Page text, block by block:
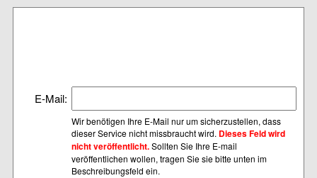
E-Mail:
Wir benötigen Ihre E-Mail nur um sicherzustellen, dass
dieser Service nicht missbraucht wird. Dieses Feld wird
nicht veröffentlicht.Sollten Sie Ihre E-mail
veröffentlichen wollen, tragen Sie sie bitte unten im
Beschreibungsfeld ein.